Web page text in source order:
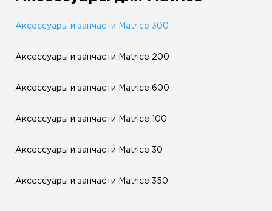
Аксессуары и запчасти Matrice 300
Аксессуары и запчасти Matrice 200
Аксессуары и запчасти Matrice 600
Аксессуары и запчасти Matrice 100
Аксессуары и запчасти Matrice 30
Аксессуары и запчасти Matrice 350